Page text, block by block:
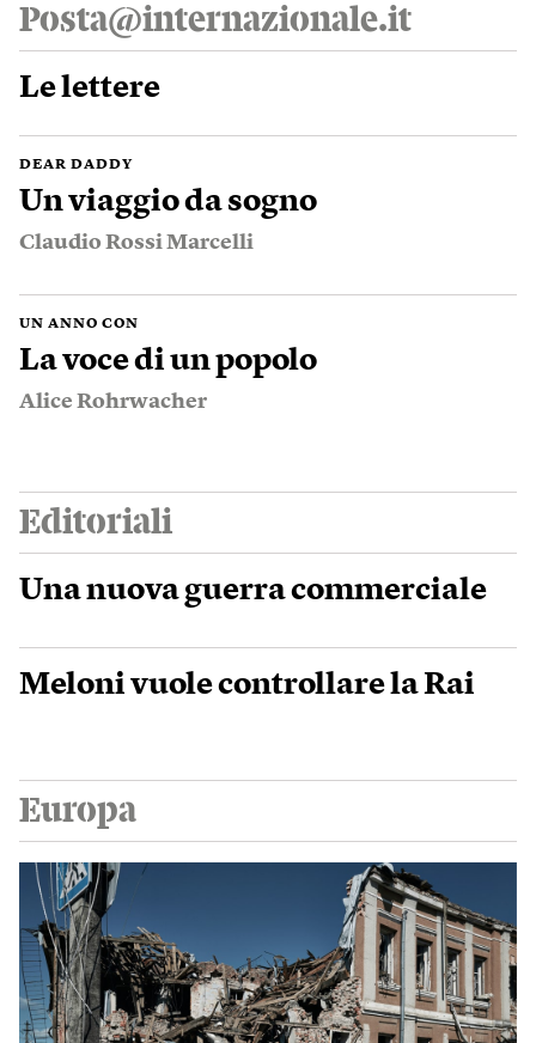
Posta@internazionale.it
Le lettere
DEAR DADDY
Un viaggio da sogno
Claudio Rossi Marcelli
UN ANNO CON
La voce di un popolo
Alice Rohrwacher
Editoriali
Una nuova guerra commerciale
Meloni vuole controllare la Rai
Europa